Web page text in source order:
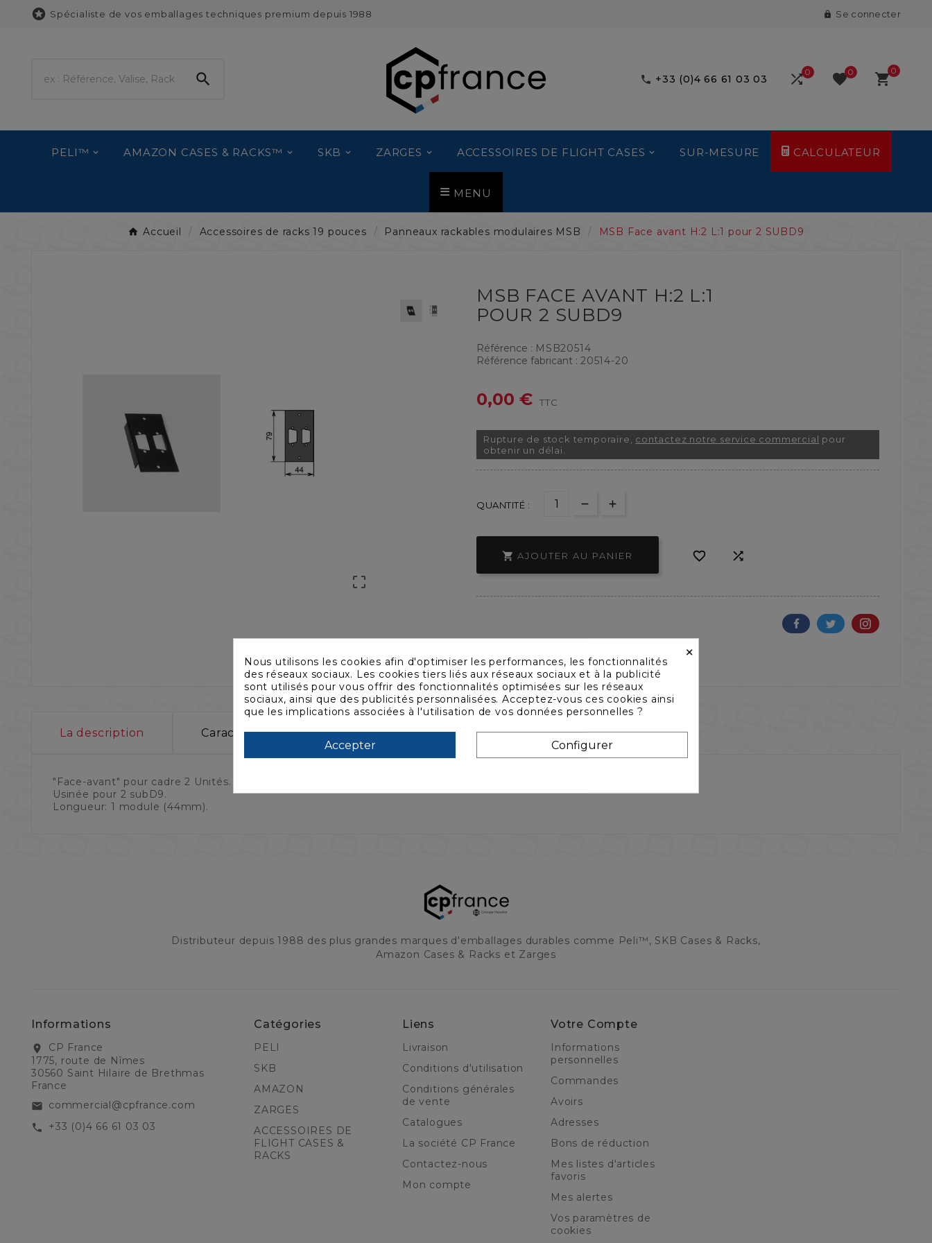
 Spécialiste de vos emballages techniques premium depuis 1988  Se connecter
  +33 (0)4 66 61 03 03 0 0 
0
PELI™ AMAZON CASES & RACKS™ SKB ZARGES ACCESSOIRES DE FLIGHT CASES SUR-MESURE CALCULATEUR
MENU
Accueil Accessoires de racks 19 pouces Panneaux rackables modulaires MSB MSB Face avant H:2 L:1 pour 2 SUBD9

MSB FACE AVANT H:2 L:1
POUR 2 SUBD9
Référence : MSB20514
Référence fabricant : 20514-20
0,00 € TTC
Rupture de stock temporaire, contactez notre service commercial pour
obtenir un délai.
QUANTITÉ :
 AJOUTER AU PANIER  
La description Caractéristiques
"Face-avant" pour cadre 2 Unités.
Usinée pour 2 subD9.
Longueur: 1 module (44mm).
Distributeur depuis 1988 des plus grandes marques d'emballages durables comme Peli™, SKB Cases & Racks,
Amazon Cases & Racks et Zarges
Informations
location_on
CP France
1775, route de Nîmes
30560 Saint Hilaire de Brethmas
France
email commercial@cpfrance.com
call +33 (0)4 66 61 03 03
Catégories
PELI
SKB
AMAZON
ZARGES
ACCESSOIRES DE
FLIGHT CASES &
RACKS
Liens
Livraison
Conditions d'utilisation
Conditions générales
de vente
Catalogues
La société CP France
Contactez-nous
Mon compte
Votre Compte
Informations
personnelles
Commandes
Avoirs
Adresses
Bons de réduction
Mes listes d'articles
favoris
Mes alertes
Vos paramètres de
cookies
×
Nous utilisons les cookies afin d'optimiser les performances, les fonctionnalités
des réseaux sociaux. Les cookies tiers liés aux réseaux sociaux et à la publicité
sont utilisés pour vous offrir des fonctionnalités optimisées sur les réseaux
sociaux, ainsi que des publicités personnalisées. Acceptez-vous ces cookies ainsi
que les implications associées à l'utilisation de vos données personnelles ?
Accepter Configurer